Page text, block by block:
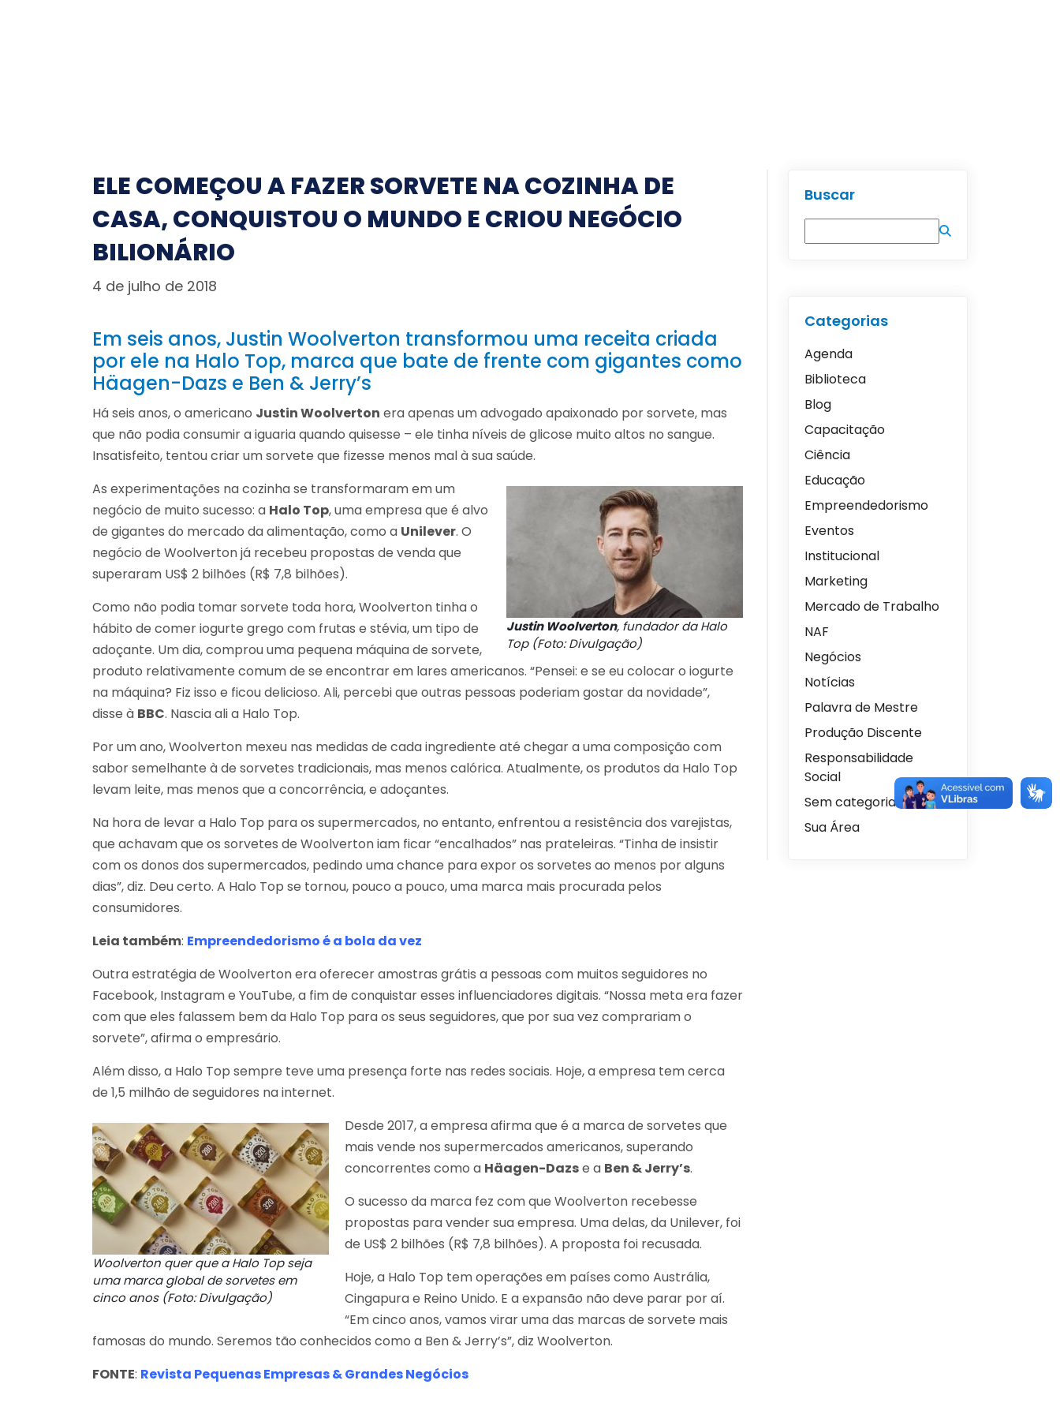
ELE COMEÇOU A FAZER SORVETE NA COZINHA DE
CASA, CONQUISTOU O MUNDO E CRIOU NEGÓCIO
BILIONÁRIO
4 de julho de 2018
Em seis anos, Justin Woolverton transformou uma receita criada
por ele na Halo Top, marca que bate de frente com gigantes como
Häagen-Dazs e Ben & Jerry’s
Há seis anos, o americano Justin Woolverton era apenas um advogado apaixonado por sorvete, mas
que não podia consumir a iguaria quando quisesse – ele tinha níveis de glicose muito altos no sangue.
Insatisfeito, tentou criar um sorvete que fizesse menos mal à sua saúde.
Justin Woolverton, fundador da Halo
Top (Foto: Divulgação)
As experimentações na cozinha se transformaram em um
negócio de muito sucesso: a Halo Top, uma empresa que é alvo
de gigantes do mercado da alimentação, como a Unilever. O
negócio de Woolverton já recebeu propostas de venda que
superaram US$ 2 bilhões (R$ 7,8 bilhões).
Como não podia tomar sorvete toda hora, Woolverton tinha o
hábito de comer iogurte grego com frutas e stévia, um tipo de
adoçante. Um dia, comprou uma pequena máquina de sorvete,
produto relativamente comum de se encontrar em lares americanos. “Pensei: e se eu colocar o iogurte
na máquina? Fiz isso e ficou delicioso. Ali, percebi que outras pessoas poderiam gostar da novidade”,
disse à BBC. Nascia ali a Halo Top.
Por um ano, Woolverton mexeu nas medidas de cada ingrediente até chegar a uma composição com
sabor semelhante à de sorvetes tradicionais, mas menos calórica. Atualmente, os produtos da Halo Top
levam leite, mas menos que a concorrência, e adoçantes.
Na hora de levar a Halo Top para os supermercados, no entanto, enfrentou a resistência dos varejistas,
que achavam que os sorvetes de Woolverton iam ficar “encalhados” nas prateleiras. “Tinha de insistir
com os donos dos supermercados, pedindo uma chance para expor os sorvetes ao menos por alguns
dias”, diz. Deu certo. A Halo Top se tornou, pouco a pouco, uma marca mais procurada pelos
consumidores.
Leia também: Empreendedorismo é a bola da vez
Outra estratégia de Woolverton era oferecer amostras grátis a pessoas com muitos seguidores no
Facebook, Instagram e YouTube, a fim de conquistar esses influenciadores digitais. “Nossa meta era fazer
com que eles falassem bem da Halo Top para os seus seguidores, que por sua vez comprariam o
sorvete”, afirma o empresário.
Além disso, a Halo Top sempre teve uma presença forte nas redes sociais. Hoje, a empresa tem cerca
de 1,5 milhão de seguidores na internet.
Woolverton quer que a Halo Top seja
uma marca global de sorvetes em
cinco anos (Foto: Divulgação)
Desde 2017, a empresa afirma que é a marca de sorvetes que
mais vende nos supermercados americanos, superando
concorrentes como a Häagen-Dazse a Ben & Jerry’s.
O sucesso da marca fez com que Woolverton recebesse
propostas para vender sua empresa. Uma delas, da Unilever, foi
de US$ 2 bilhões (R$ 7,8 bilhões). A proposta foi recusada.
Hoje, a Halo Top tem operações em países como Austrália,
Cingapura e Reino Unido. E a expansão não deve parar por aí.
“Em cinco anos, vamos virar uma das marcas de sorvete mais
famosas do mundo. Seremos tão conhecidos como a Ben & Jerry’s”, diz Woolverton.
FONTE: Revista Pequenas Empresas & Grandes Negócios
Buscar
Categorias
Agenda
Biblioteca
Blog
Capacitação
Ciência
Educação
Empreendedorismo
Eventos
Institucional
Marketing
Mercado de Trabalho
NAF
Negócios
Notícias
Palavra de Mestre
Produção Discente
Responsabilidade
Social
Sem categoria
Sua Área